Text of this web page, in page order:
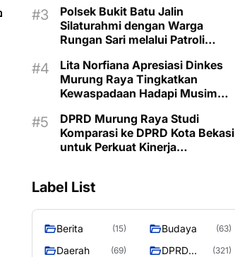
Polsek Bukit Batu Jalin
Silaturahmi dengan Warga
Rungan Sari melalui Patroli
Lita Norfiana Apresiasi Dinkes
Murung Raya Tingkatkan
Kewaspadaan Hadapi Musim
DPRD Murung Raya Studi
Komparasi ke DPRD Kota Bekasi
untuk Perkuat Kinerja
Label List
Berita (15) Budaya (63)
Daerah (69)
DPRD
(321)